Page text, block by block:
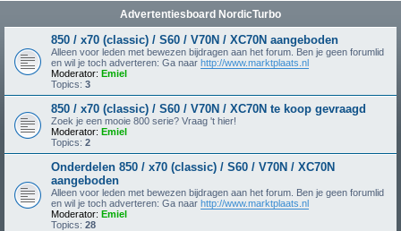
Advertentiesboard NordicTurbo
850 / x70 (classic) / S60 / V70N / XC70N aangeboden
Alleen voor leden met bewezen bijdragen aan het forum. Ben je geen forumlid
en wil je toch adverteren: Ga naar http://www.marktplaats.nl
Moderator: Emiel
Topics: 3
850 / x70 (classic) / S60 / V70N / XC70N te koop gevraagd
Zoek je een mooie 800 serie? Vraag 't hier!
Moderator: Emiel
Topics: 2
Onderdelen 850 / x70 (classic) / S60 / V70N / XC70N
aangeboden
Alleen voor leden met bewezen bijdragen aan het forum. Ben je geen forumlid
en wil je toch adverteren: Ga naar http://www.marktplaats.nl
Moderator: Emiel
Topics: 28